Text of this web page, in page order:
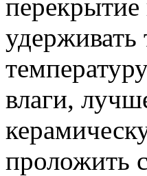
влаги,
проложить